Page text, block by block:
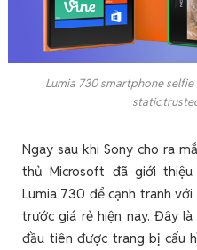
Lumia 730 smartphone
Ngay sau khi Sony cho ra
thủ Microsoft đã giới
Lumia 730 để cạnh tranh
trước giá rẻ hiện nay. Đây
đầu tiên được trang bị cấu